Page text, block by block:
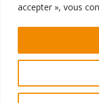
accepter », vous
RÉSERVATIONS
Par téléphone au
ou